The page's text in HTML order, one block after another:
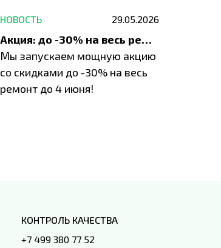
НОВОСТЬ 29.05.2026
Акция: до -30% на весь ремонт техники Apple
Мы запускаем мощную акцию
со скидками до -30% на весь
ремонт до 4 июня!
КОНТРОЛЬ КАЧЕСТВА
+7 499 380 77 52